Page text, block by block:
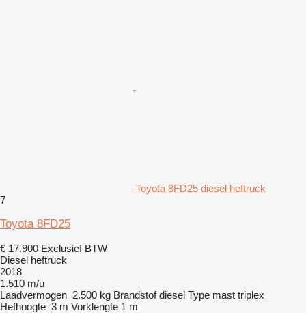
Toyota 8FD25 diesel heftruck
7
Toyota 8FD25
€ 17.900 Exclusief BTW
Diesel heftruck
2018
1.510 m/u
Laadvermogen 2.500 kg Brandstof diesel Type mast triplex
Hefhoogte 3 m Vorklengte 1 m